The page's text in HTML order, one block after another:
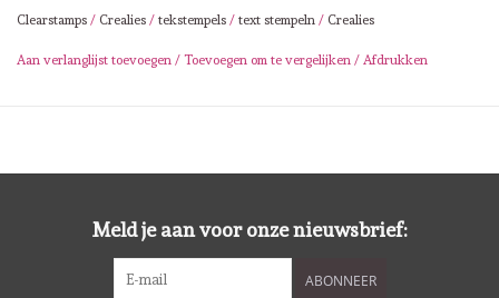
Impronte D'autore
Clearstamps / Crealies / tekstempels / text stempeln / Crealies
Aan verlanglijst toevoegen / Toevoegen om te vergelijken / Afdrukken
Meld je aan voor onze nieuwsbrief:
ABONNEER